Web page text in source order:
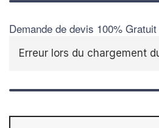
Demande de devis 100% Gratuit
Erreur lors du chargement